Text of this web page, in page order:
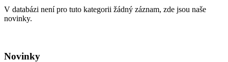
V databázi není pro tuto kategorii žádný záznam, zde jsou naše
novinky.
Novinky